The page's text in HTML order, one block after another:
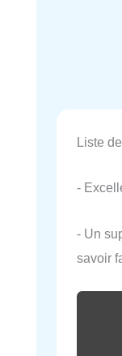
Liste
-
- Un
savoir